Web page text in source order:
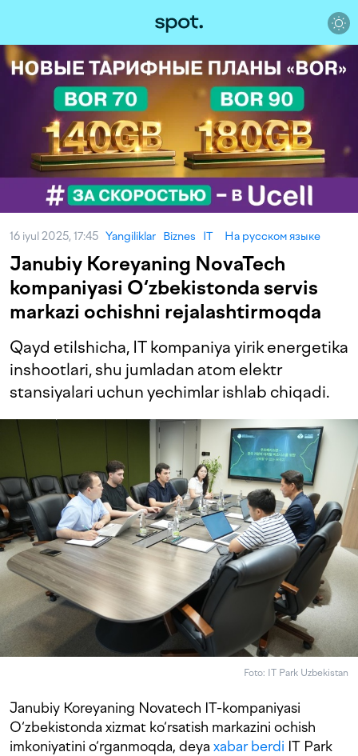
16 iyul 2025, 17:45 Yangiliklar Biznes IT На русском языке
Janubiy Koreyaning NovaTech
kompaniyasi O‘zbekistonda servis
markazi ochishni rejalashtirmoqda
Qayd etilshicha, IT kompaniya yirik energetika
inshootlari, shu jumladan atom elektr
stansiyalari uchun yechimlar ishlab chiqadi.
Foto: IT Park Uzbekistan
Janubiy Koreyaning Novatech IT-kompaniyasi
O‘zbekistonda xizmat ko‘rsatish markazini ochish
imkoniyatini o‘rganmoqda, deya xabar berdi IT Park